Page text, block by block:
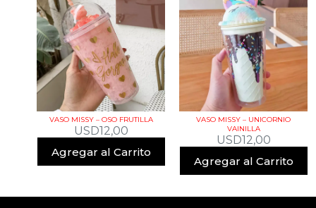
VASO MISSY – OSO FRUTILLA
USD12,00
Agregar al Carrito
VASO MISSY – UNICORNIO
VAINILLA
USD12,00
Agregar al Carrito